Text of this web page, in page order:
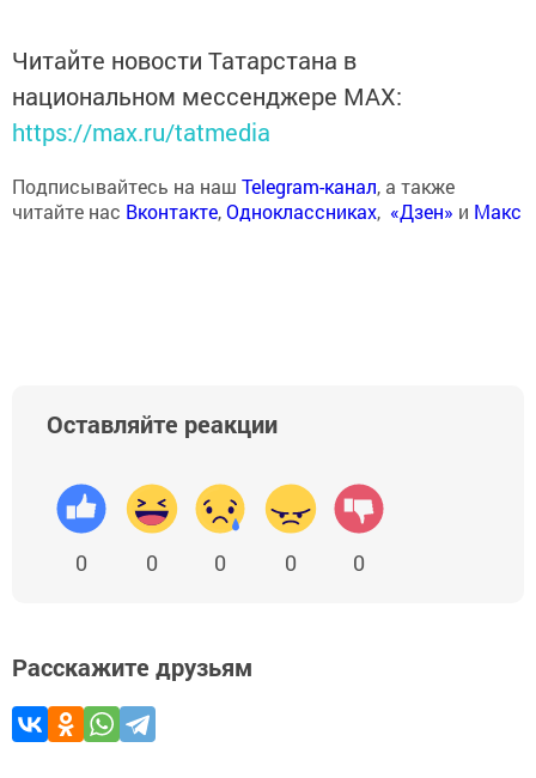
Читайте новости Татарстана в
национальном мессенджере MАХ:
https://max.ru/tatmedia
Подписывайтесь на наш Telegram-канал, а также
читайте нас Вконтакте,Одноклассниках, «Дзен» и Макс
Оставляйте реакции
0 0 0 0 0
Расскажите друзьям